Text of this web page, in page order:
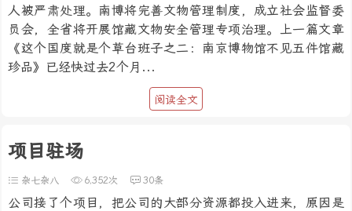
人被严肃处理。南博将完善文物管理制度，成立社会监督委
员会，全省将开展馆藏文物安全管理专项治理。上一篇文章
《这个国度就是个草台班子之二：南京博物馆不见五件馆藏
珍品》已经快过去2个月...
阅读全文
项目驻场
杂七杂八 6,352次 30条
公司接了个项目，把公司的大部分资源都投入进来，原因是